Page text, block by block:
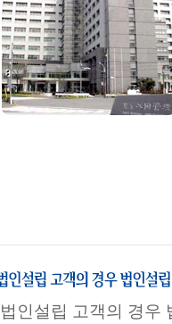
법인설립 고객의 경우